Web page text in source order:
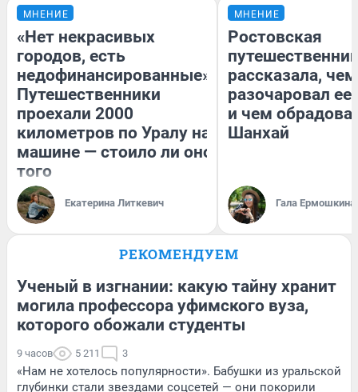
МНЕНИЕ
«Нет некрасивых
городов, есть
недофинансированные».
Путешественники
проехали 2000
километров по Уралу на
машине — стоило ли оно
того
Екатерина Литкевич
МНЕНИЕ
Ростовская
рассказала, чем
разочаровал
и чем
Шанхай
Гала Ермошкина
РЕКОМЕНДУЕМ
Ученый в изгнании: какую тайну хранит
могила профессора уфимского вуза,
которого обожали студенты
9 часов 5 211 3
«Нам не хотелось популярности». Бабушки из уральской
глубинки стали звездами соцсетей — они покорили